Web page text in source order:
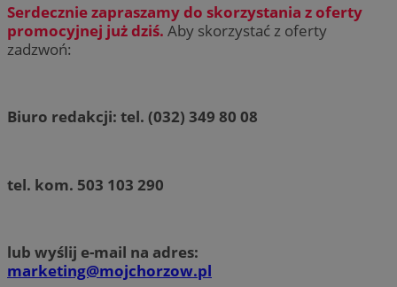
Serdecznie zapraszamy do skorzystania z oferty
promocyjnej już dziś. Aby skorzystać z oferty
zadzwoń:
Biuro redakcji: tel. (032) 349 80 08
tel. kom. 503 103 290
lub wyślij e-mail na adres:
marketing@mojchorzow.pl